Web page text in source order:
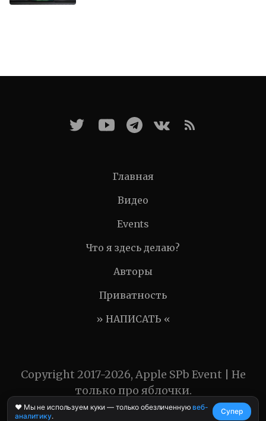
Главная
Видео
Events
Что я здесь делаю?
Авторы
Приватность
» НАПИСАТЬ «
Copyright 2017-2026, Apple SPb Event | Не
только про яблочки.
❤️ Мы не используем куки — только обезличеннуювеб-
аналитику.
Супер